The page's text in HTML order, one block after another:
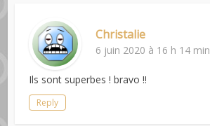
Christalie
6 juin 2020 à 16 h 14 min
Ils sont superbes ! bravo !!
Reply